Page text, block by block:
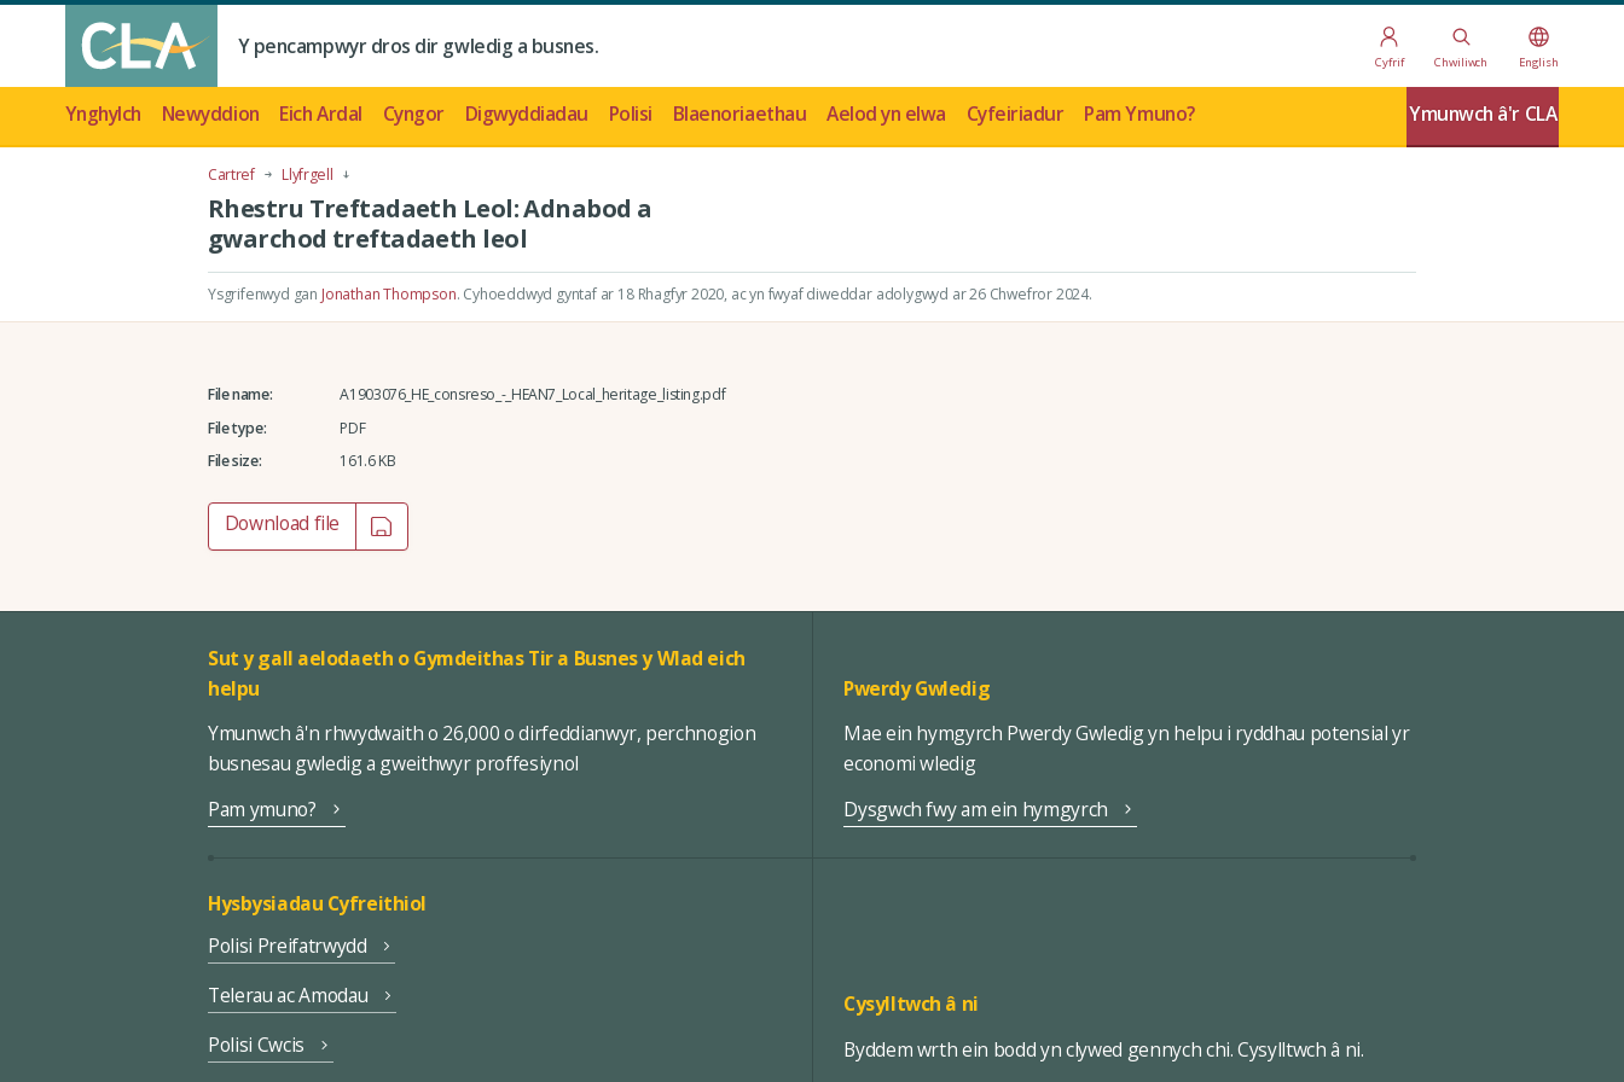
Y pencampwyr dros dir gwledig a busnes.
Cyfrif Chwiliwch English
Ynghylch Newyddion Eich Ardal Cyngor Digwyddiadau Polisi Blaenoriaethau Aelod yn elwa Cyfeiriadur Pam Ymuno? Ymunwch â'r CLA
Cartref Llyfrgell
Rhestru Treftadaeth Leol: Adnabod a
gwarchod treftadaeth leol
Ysgrifenwyd gan Jonathan Thompson. Cyhoeddwyd gyntaf ar 18 Rhagfyr 2020, ac yn fwyaf diweddar adolygwyd ar 26 Chwefror 2024.
File name:
A1903076_HE_consreso_-_HEAN7_Local_heritage_listing.pdf
File type:
PDF
File size:
161.6 KB
Download file
Sut y gall aelodaeth o Gymdeithas Tir a Busnes y Wlad eich
helpu
Ymunwch â'n rhwydwaith o 26,000 o dirfeddianwyr, perchnogion
busnesau gwledig a gweithwyr proffesiynol
Pam ymuno?
Pwerdy Gwledig
Mae ein hymgyrch Pwerdy Gwledig yn helpu i ryddhau potensial yr
economi wledig
Dysgwch fwy am ein hymgyrch
Hysbysiadau Cyfreithiol
Polisi Preifatrwydd
Telerau ac Amodau
Polisi Cwcis
Cysylltwch â ni
Byddem wrth ein bodd yn clywed gennych chi. Cysylltwch â ni.